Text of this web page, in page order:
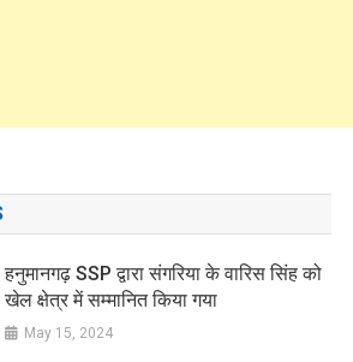
हनुमानगढ़ SSP द्वारा संगरिया के वारिस सिंह को
खेल क्षेत्र में सम्मानित किया गया
May 15, 2024